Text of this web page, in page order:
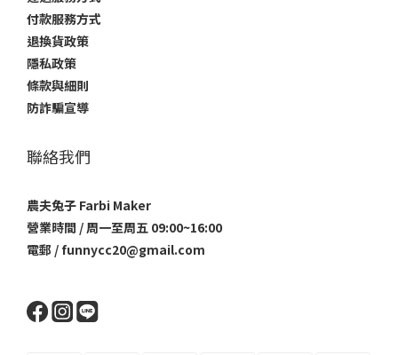
付款服務方式
退換貨政策
隱私政策
條款與細則
防詐騙宣導
聯絡我們
農夫兔子 Farbi Maker
營業時間 / 周一至周五 09:00~16:00
電郵 / funnycc20@gmail.com